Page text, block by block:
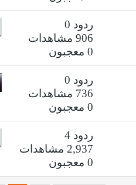
ردود 0
906 مشاهدات
0 معجبون
ردود 0
736 مشاهدات
0 معجبون
ردود 4
2,937 مشاهدات
0 معجبون